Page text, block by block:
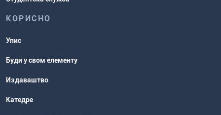
КОРИСНО
Упис
Буди у свом елементу
Издаваштво
Катедре